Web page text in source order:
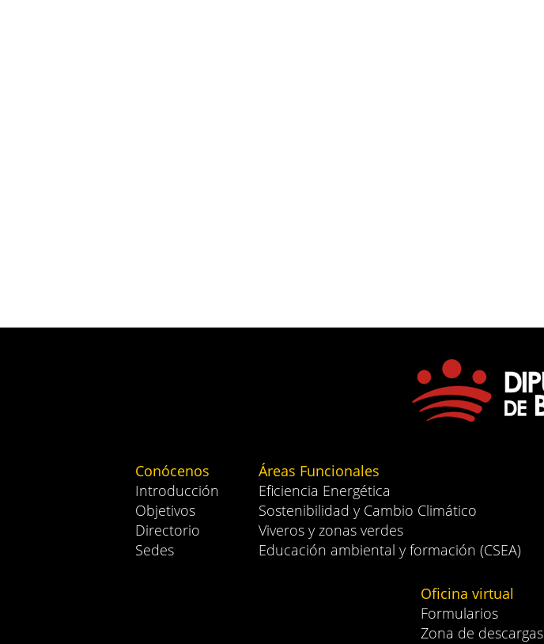
Conócenos
Introducción
Objetivos
Directorio
Sedes
Áreas Funcionales
Eficiencia Energética
Sostenibilidad y Cambio Climático
Viveros y zonas verdes
Educación ambiental y formación (CSEA)
Oficina virtual
Formularios
Zona de descargas